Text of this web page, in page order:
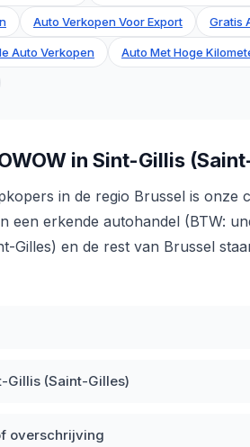
Auto Verkopen Voor Export Gratis
Auto Verkopen Auto Met Hoge
in Sint-Gillis
in de regio Brussel is onze
een erkende autohandel (BTW:
Gilles) en de rest van Brussel
Gillis (Saint-Gilles)
overschrijving